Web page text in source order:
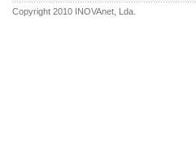
Copyright 2010 INOVAnet , Lda.